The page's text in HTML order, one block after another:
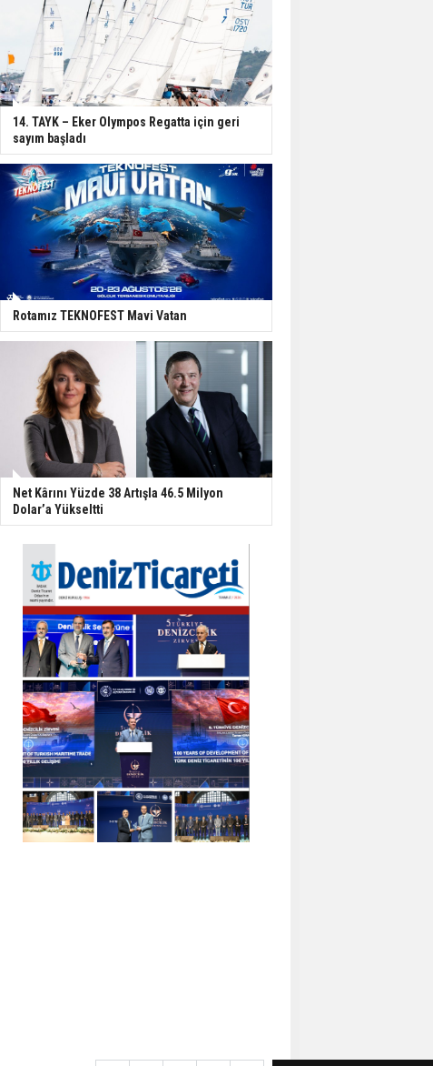
14. TAYK – Eker Olympos Regatta için geri
sayım başladı
Rotamız TEKNOFEST Mavi Vatan
Net Kârını Yüzde 38 Artışla 46.5 Milyon
Dolar’a Yükseltti